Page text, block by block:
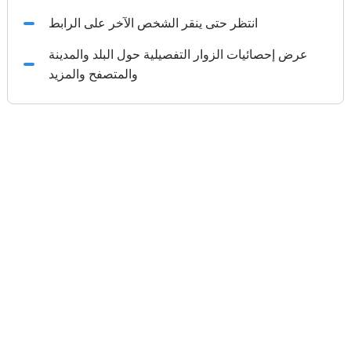
انتظر حتى ينقر الشخص الآخر على الرابط
عرض إحصائيات الزوار التفصيلية حول البلد والمدينة
والمتصفح والمزيد